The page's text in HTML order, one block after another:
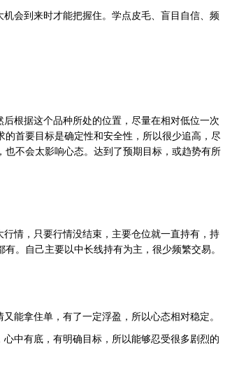
会到来时才能把握住。学点皮毛、盲目自信、频
根据这个品种所处的位置，尽量在相对低位一次
首要目标是确定性和安全性，所以很少追高，尽
不会太影响心态。达到了预期目标，或趋势有所
情，只要行情没结束，主要仓位就一直持有，持
。自己主要以中长线持有为主，很少频繁交易。
能拿住单，有了一定浮盈，所以心态相对稳定。
中有底，有明确目标，所以能够忍受很多剧烈的